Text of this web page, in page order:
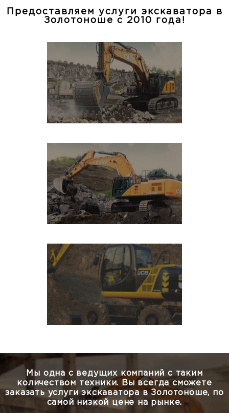
Предоставляем услуги экскаватора в
Золотоноше с 2010 года!
Мы одна с ведущих компаний с таким
количеством техники. Вы всегда сможете
заказать услуги экскаватора в Золотоноше, по
самой низкой цене на рынке.